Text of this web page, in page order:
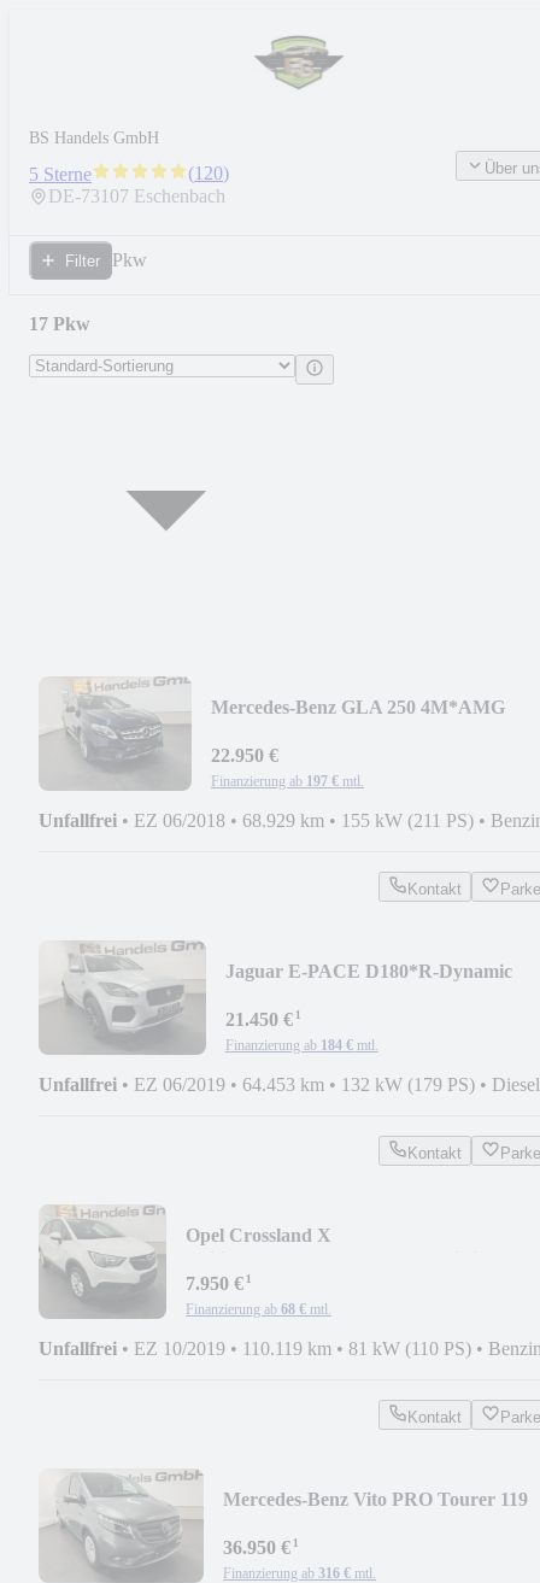
BS Handels GmbH
5 Sterne (120)
DE-73107 Eschenbach
Über
Filter Pkw
17 Pkw
Mercedes-Benz GLA 250 4M*AMG
ZOLL
22.950 €
Finanzierung ab 197 € mtl.
Unfallfrei • EZ 06/2018 • 68.929 km • 155 kW (211 PS) •
Kontakt
Jaguar E-PACE D180*R-Dynamic
21.450 €¹
Finanzierung ab 184 € mtl.
Unfallfrei • EZ 06/2019 • 64.453 km • 132 kW (179 PS) • Diesel
Kontakt
Opel Crossland X
7.950 €¹
Finanzierung ab 68 € mtl.
Unfallfrei • EZ 10/2019 • 110.119 km • 81 kW (110 PS) •
Kontakt
Mercedes-Benz Vito PRO Tourer 119
36.950 €¹
Finanzierung ab 316 € mtl.